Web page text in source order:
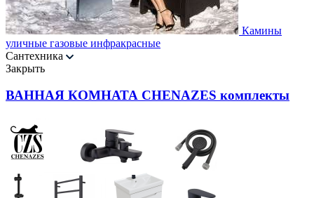
Камины
уличные газовые инфракрасные
Сантехника
Закрыть
ВАННАЯ КОМНАТА CHENAZES комплекты